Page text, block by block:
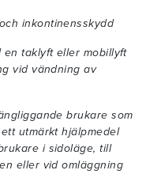
inkontinensskydd
en taklyft eller mobillyft
vid vändning av
brukare som
utmärkt hjälpmedel
i sidoläge, till
eller vid omläggning